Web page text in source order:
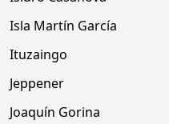
Isla Martín García
Ituzaingo
Jeppener
Joaquín Gorina